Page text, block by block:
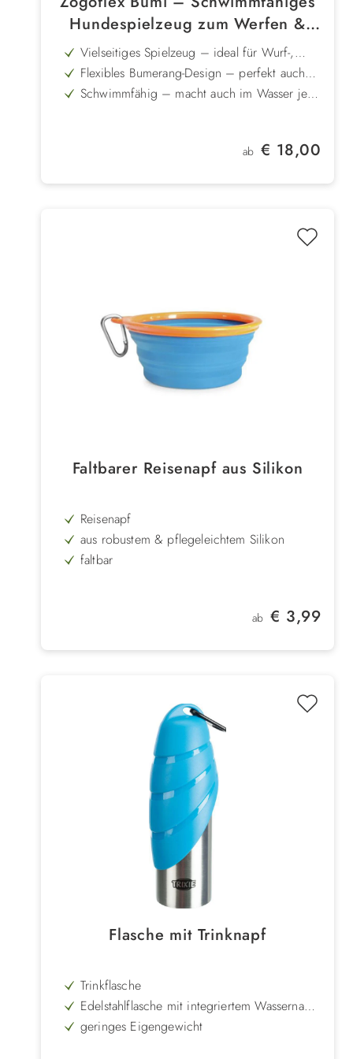
Hundespielzeug zum Werfen &
Apportieren
Vielseitiges Spielzeug – ideal für Wurf-,
Zerr- und Apportierspiele
Flexibles Bumerang-Design – perfekt auch
für Spiele mit zwei Hunden geeignet
Schwimmfähig – macht auch im Wasser jede
und Zahnfleisch beim Kauen und Tragen
Pflegeleicht – spülmaschinenfest undRegulärer Preis:
ab € 18,00
Faltbarer Reisenapf aus Silikon
Reisenapf
aus robustem & pflegeleichtem Silikon
faltbar
Regulärer Preis:
ab € 3,99
Flasche mit Trinknapf
Trinkflasche
Edelstahlflasche mit integriertem Wassernapf
im Deckel
geringes Eigengewicht